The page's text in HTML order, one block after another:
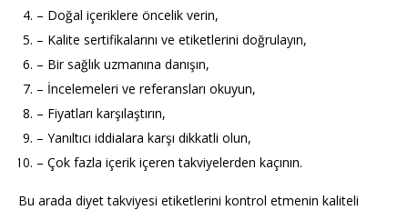
– Doğal içeriklere öncelik verin,
– Kalite sertifikalarını ve etiketlerini doğrulayın,
– Bir sağlık uzmanına danışın,
– İncelemeleri ve referansları okuyun,
– Fiyatları karşılaştırın,
– Yanıltıcı iddialara karşı dikkatli olun,
– Çok fazla içerik içeren takviyelerden kaçının.
Bu arada diyet takviyesi etiketlerini kontrol etmenin kaliteli